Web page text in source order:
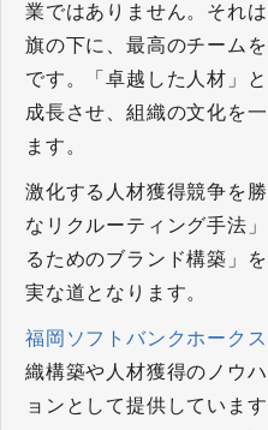
業ではありません。それ
旗の下に、最高のチーム
です。「卓越した人材」
成長させ、組織の文化を
ます。
激化する人材獲得競争を
なリクルーティング手法
るためのブランド構築」
実な道となります。
福岡ソフトバンクホークス
織構築や人材獲得のノウ
ョンとして提供していま